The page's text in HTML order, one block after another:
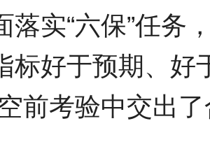
落实“六保”任务
标好于预期、好
前考验中交出